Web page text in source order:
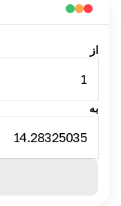
از
1
به
14.28325035